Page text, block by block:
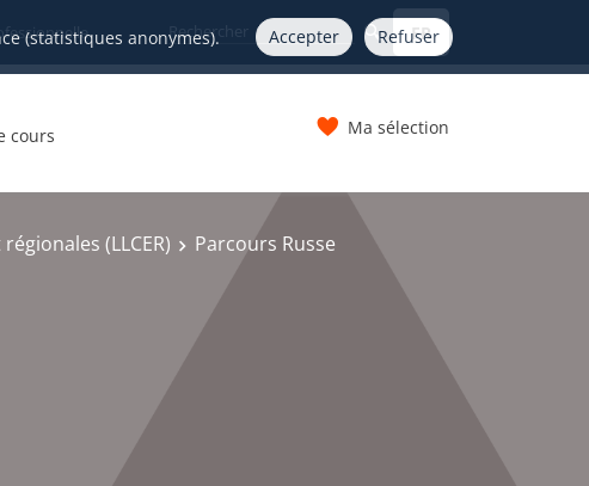
(statistiques anonymes). Accepter Refuser
FR
cours Ma sélection
(LLCER)
Parcours Russe